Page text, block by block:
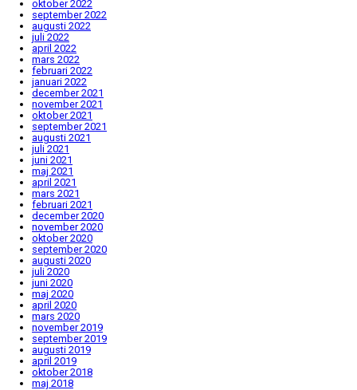
oktober 2022
september 2022
augusti 2022
juli 2022
april 2022
mars 2022
februari 2022
januari 2022
december 2021
november 2021
oktober 2021
september 2021
augusti 2021
juli 2021
juni 2021
maj 2021
april 2021
mars 2021
februari 2021
december 2020
november 2020
oktober 2020
september 2020
augusti 2020
juli 2020
juni 2020
maj 2020
april 2020
mars 2020
november 2019
september 2019
augusti 2019
april 2019
oktober 2018
maj 2018